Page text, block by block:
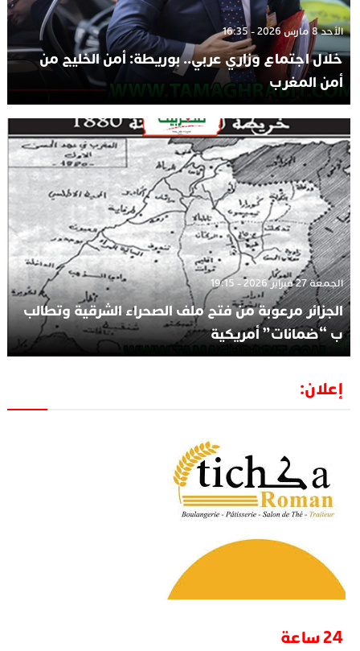
الأحد 8 مارس 2026 - 16:35
خلال اجتماع وزاري عربي.. بوريطة: أمن الخليج من
أمن المغرب
الجمعة 27 فبراير 2026 - 19:15
الجزائر مرعوبة من فتح ملف الصحراء الشرقية وتطالب
ب “ضمانات” أمريكية
إعلان:
24 ساعة